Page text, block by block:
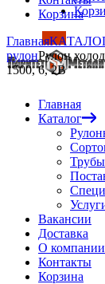
Главная
Каталог
Вакансии
Доставка
О компании
Контакты
Корзина
Корзина
Главная
рулонРулон
1500, 6, 2B